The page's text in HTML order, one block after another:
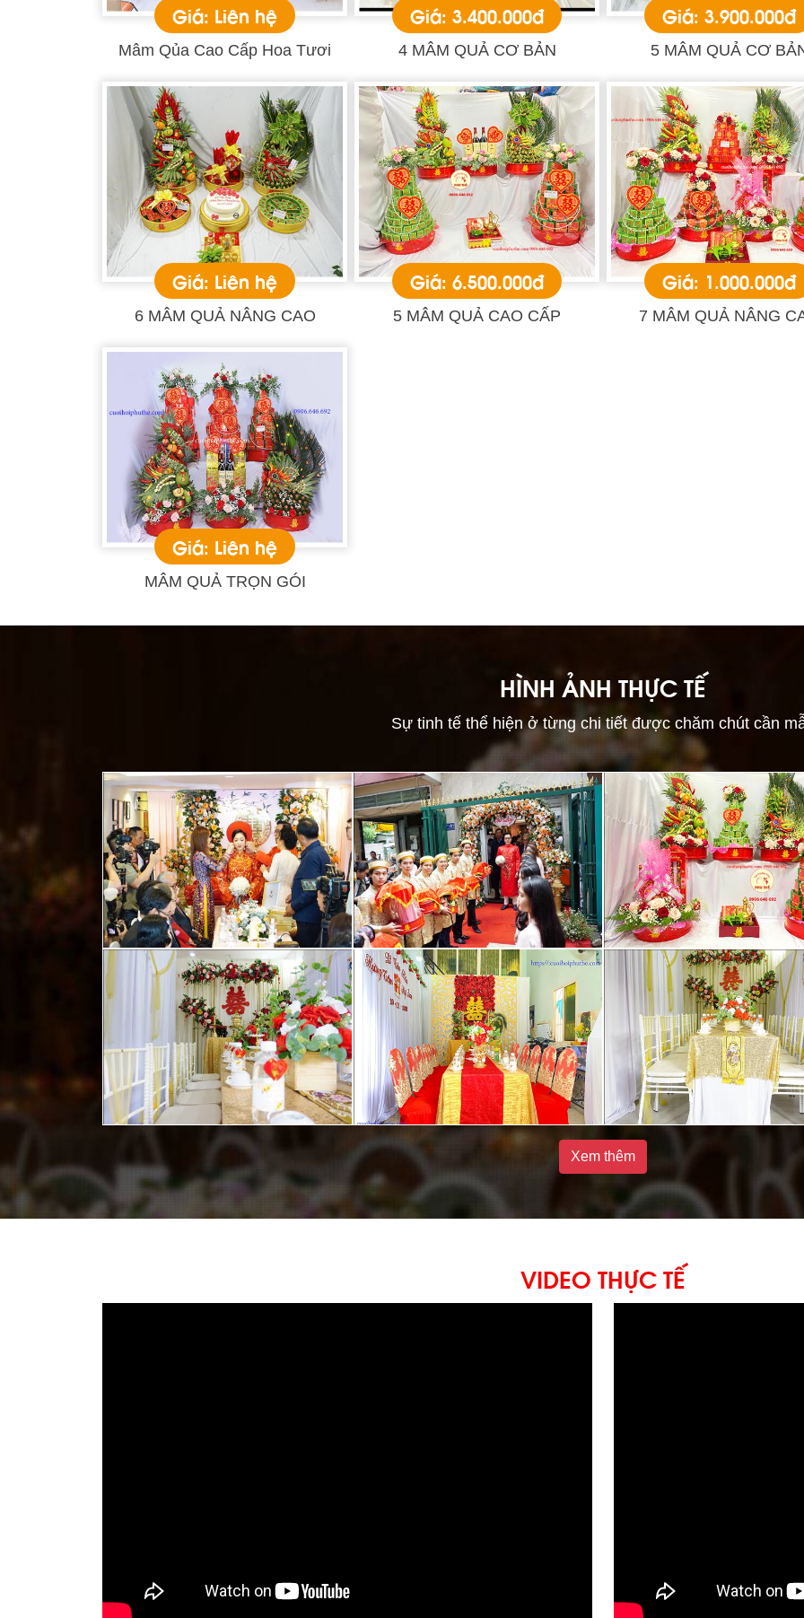
Giá: Liên hệ
Mâm Qủa Cao Cấp Hoa Tươi
Giá: 3.400.000đ
4 MÂM QUẢ CƠ BẢN
Giá: 3.900.000đ
5 MÂM QUẢ CƠ
Giá: Liên hệ
6 MÂM QUẢ NÂNG CAO
Giá: 6.500.000đ
5 MÂM QUẢ CAO CẤP
Giá: 1.000.000đ
7 MÂM QUẢ NÂNG
Giá: Liên hệ
MÂM QUẢ TRỌN GÓI
HÌNH ẢNH THỰC TẾ
Sự tinh tế thể hiện ở từng chi tiết được chăm chút cần
Xem thêm
VIDEO THỰC TẾ